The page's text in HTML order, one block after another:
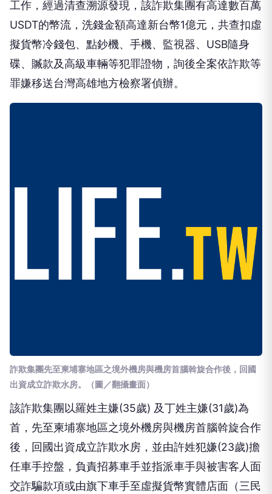
工作，經過清查溯源發現，該詐欺集團有高達數百萬
USDT的幣流，洗錢金額高達新台幣1億元，共查扣虛
擬貨幣冷錢包、點鈔機、手機、監視器、USB隨身
碟、贓款及高級車輛等犯罪證物，詢後全案依詐欺等
罪嫌移送台灣高雄地方檢察署偵辦。
詐欺集團先至柬埔寨地區之境外機房與機房首腦斡旋合作後，回國
出資成立詐欺水房。（圖／翻攝畫面）
該詐欺集團以羅姓主嫌(35歲) 及丁姓主嫌(31歲)為
首，先至柬埔寨地區之境外機房與機房首腦斡旋合作
後，回國出資成立詐欺水房，並由許姓犯嫌(23歲)擔
任車手控盤，負責招募車手並指派車手與被害客人面
交詐騙款項或由旗下車手至虛擬貨幣實體店面（三民